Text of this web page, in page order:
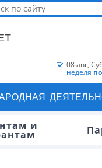
08 авг,
неделя
и